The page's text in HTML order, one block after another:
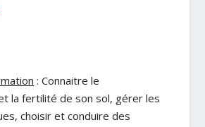
: Connaitre le
la fertilité de son sol, gérer les
choisir et conduire des